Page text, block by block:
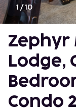
1 /10
Zephyr
Lodge,
Condo